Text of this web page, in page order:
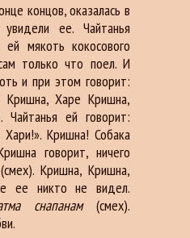
концов, оказалась в
ее. Чайтанья
мякоть кокосового
только что поел. И
и при этом говорит:
Харе Кришна,
Чайтанья ей говорит:
Кришна! Собака
говорит, ничего
Кришна, Кришна,
ее никто не видел.
снапанам(смех).